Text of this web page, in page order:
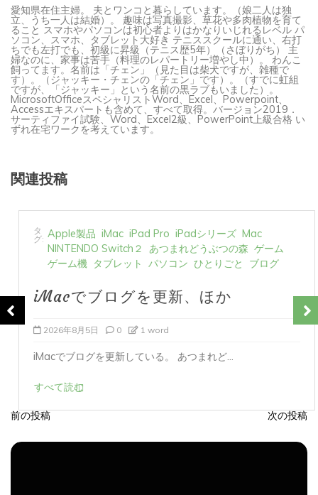
愛知県在住主婦。 夫とワンコと暮らしています。（娘二人は独
立、うち一人は結婚）。 趣味は写真撮影、草花や多肉植物を育て
ること スマホやパソコンは初心者よりはかなりいじれるレベル パ
ソコン、スマホ、タブレット大好き テニススクールに通い、右打
ちでも左打でも、初級に昇級（テニス歴5年）（さぼりがち） 主
婦なのに、家事は苦手（料理のレパートリー増やし中）。 わんこ
飼ってます。名前は「チェン」（見た目は柴犬ですが、雑種で
す）。（ジャッキー・チェンの「チェン」です）。（すでに虹組
ですが、「ジャッキー」という名前の黒ラブもいました）。
MicrosoftOfficeスペシャリストWord、Excel、Powerpoint、
Accessエキスパートも含めて、すべて取得。バージョン2019．
サーティファイ試験、Word、Excel2級、PowerPoint上級合格 い
ずれ在宅ワークを考えています。
関連投稿
グ: Apple製品 iMac iPad Pro iPadシリーズ Mac
NINTENDO Switch２
あつまれどうぶつの森 ゲーム
ゲーム機 タブレット パソコン ひとりごと ブログ
iMacでブログを更新、ほか
2026年8月5日 0 1 word
iMacでブログを更新している。 あつまれど...
すべて読む
投
稿
前の投稿 次の投稿